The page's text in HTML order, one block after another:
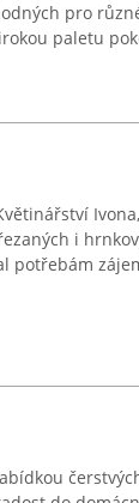
pro
paletu
i
potřebám